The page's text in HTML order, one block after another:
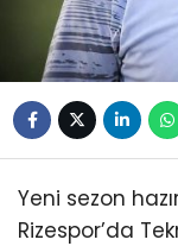
Yeni sezon
Rizespor’da